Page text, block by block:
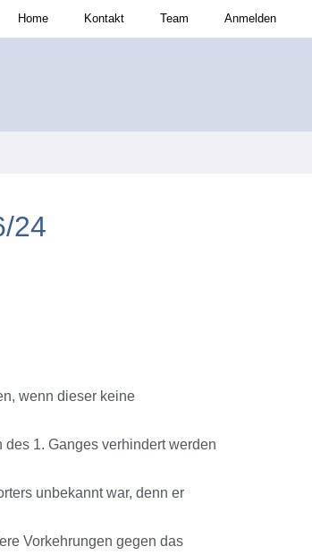
Home Kontakt Team Anmelden
24
wenn dieser keine
1. Ganges verhindert werden
unbekannt war, denn er
Vorkehrungen gegen das